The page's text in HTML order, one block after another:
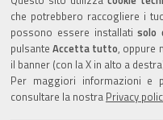
che potrebbero raccogliere i
possono essere installatisolo
pulsanteAccetta tutto, oppure
il banner (con la X in alto a
Per maggiori informazioni e
consultare la nostra Privacy
Cerca telefoni o indirizzi
URP